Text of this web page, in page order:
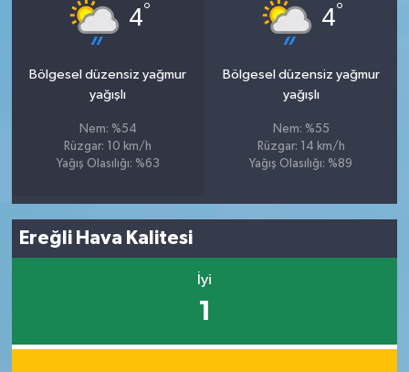
4°
Bölgesel düzensiz yağmur
yağışlı
Nem: %54
Rüzgar: 10 km/h
Yağış Olasılığı: %63
4°
Bölgesel düzensiz yağmur
yağışlı
Nem: %55
Rüzgar: 14 km/h
Yağış Olasılığı: %89
Ereğli Hava Kalitesi
İyi
1